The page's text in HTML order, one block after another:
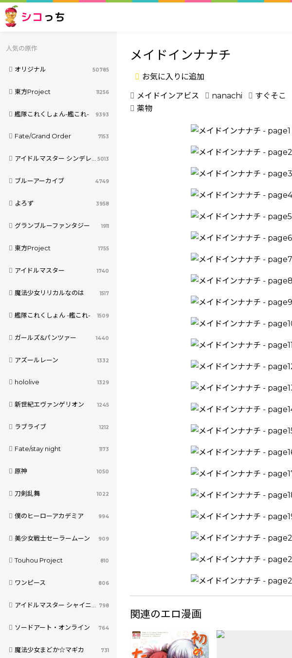
シコ っち
人気の原作
オリジナル 50785
東方Project 11256
艦隊これくしょん-艦これ- 9393
Fate/Grand Order 7153
アイドルマスター シンデレラガールズ 5013
ブルーアーカイブ 4749
よろず 3958
グランブルーファンタジー 1911
東方Project 1755
アイドルマスター 1740
魔法少女リリカルなのは 1517
艦隊これくしょん -艦これ- 1509
ガールズ&パンツァー 1440
アズールレーン 1332
hololive 1329
新世紀エヴァンゲリオン 1245
ラブライブ 1212
Fate/stay night 1173
原神 1050
刀剣乱舞 1022
僕のヒーローアカデミア 994
美少女戦士セーラームーン 909
Touhou Project 810
ワンピース 806
アイドルマスター シャイニーカラーズ 798
ソードアート・オンライン 764
魔法少女まどか☆マギカ 731
メイドインナナチ
お気に入りに追加
メイドインアビス nanachi すぐそこ
薬物
関連のエロ漫画